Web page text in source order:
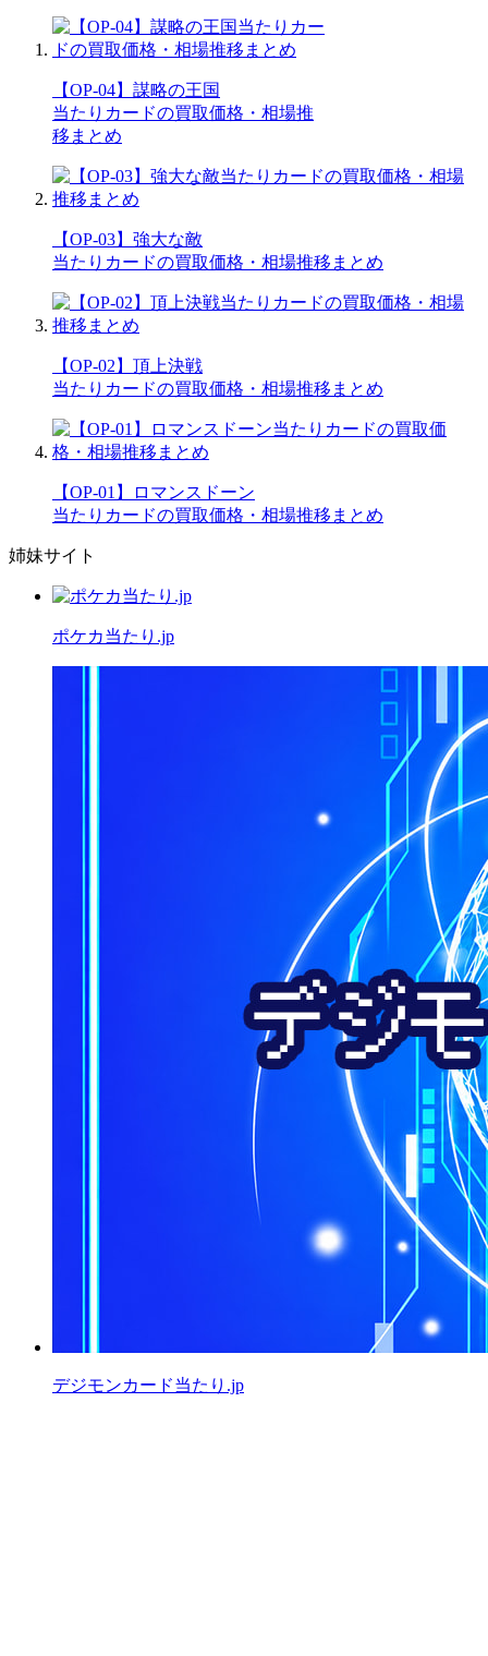
【OP-04】謀略の王国
当たりカードの買取価格・相場推
移まとめ
【OP-03】強大な敵
当たりカードの買取価格・相場推移まとめ
【OP-02】頂上決戦
当たりカードの買取価格・相場推移まとめ
【OP-01】ロマンスドーン
当たりカードの買取価格・相場推移まとめ
姉妹サイト
ポケカ当たり.jp
デジモンカード当たり.jp